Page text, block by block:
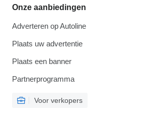
Onze aanbiedingen
Adverteren op Autoline
Plaats uw advertentie
Plaats een banner
Partnerprogramma
Voor verkopers